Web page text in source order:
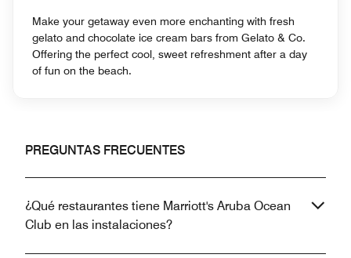
Make your getaway even more enchanting with fresh
gelato and chocolate ice cream bars from Gelato & Co.
Offering the perfect cool, sweet refreshment after a day
of fun on the beach.
PREGUNTAS FRECUENTES
¿Qué restaurantes tiene Marriott's Aruba Ocean
Club en las instalaciones?